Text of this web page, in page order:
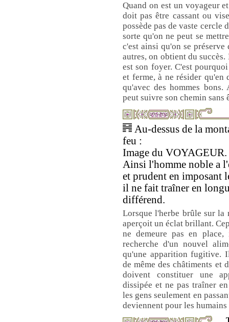
Quand on est un voyageur
doit pas être cassant ou
possède pas de vaste cercle
sorte qu'on ne peut se
c'est ainsi qu'on se
autres, on obtient du
est son foyer. C'est
et ferme, à ne résider qu'en
qu'avec des hommes
peut suivre son chemin sans
Au-dessus de la
feu :
Image du VOYAGEUR.
Ainsi l'homme noble a
et prudent en imposant
il ne fait traîner en
différend.
Lorsque l'herbe brûle sur la
aperçoit un éclat brillant.
ne demeure pas en
recherche d'un nouvel
qu'une apparition fugitive.
de même des châtiments et
doivent constituer une
dissipée et ne pas traîner
les gens seulement en
deviennent pour les humains